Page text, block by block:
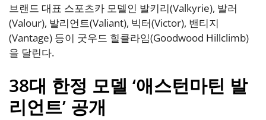
브랜드 대표 스포츠카 모델인 발키리(Valkyrie), 발러
(Valour), 발리언트(Valiant), 빅터(Victor), 밴티지
(Vantage) 등이 굿우드 힐클라임(Goodwood Hillclimb)
을 달린다.
38대 한정 모델 ‘애스턴마틴 발
리언트’ 공개